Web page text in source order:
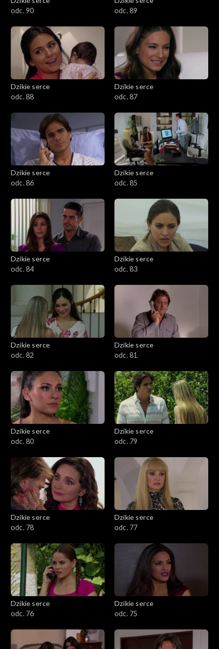
odc. 90
odc. 89
Dzikie serce
odc. 88
Dzikie serce
odc. 87
Dzikie serce
odc. 86
Dzikie serce
odc. 85
Dzikie serce
odc. 84
Dzikie serce
odc. 83
Dzikie serce
odc. 82
Dzikie serce
odc. 81
Dzikie serce
odc. 80
Dzikie serce
odc. 79
Dzikie serce
odc. 78
Dzikie serce
odc. 77
Dzikie serce
odc. 76
Dzikie serce
odc. 75